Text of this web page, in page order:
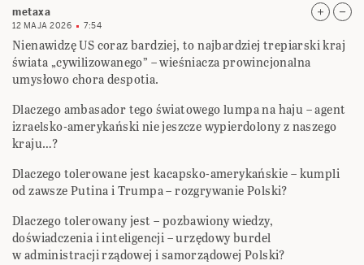
metaxa
12 MAJA 2026 7:54
Nienawidzę US coraz bardziej, to najbardziej trepiarski kraj
świata „cywilizowanego” – wieśniacza prowincjonalna
umysłowo chora despotia.
Dlaczego ambasador tego światowego lumpa na haju – agent
izraelsko-amerykański nie jeszcze wypierdolony z naszego
kraju…?
Dlaczego tolerowane jest kacapsko-amerykańskie – kumpli
od zawsze Putina i Trumpa – rozgrywanie Polski?
Dlaczego tolerowany jest – pozbawiony wiedzy,
doświadczenia i inteligencji – urzędowy burdel
w administracji rządowej i samorządowej Polski?